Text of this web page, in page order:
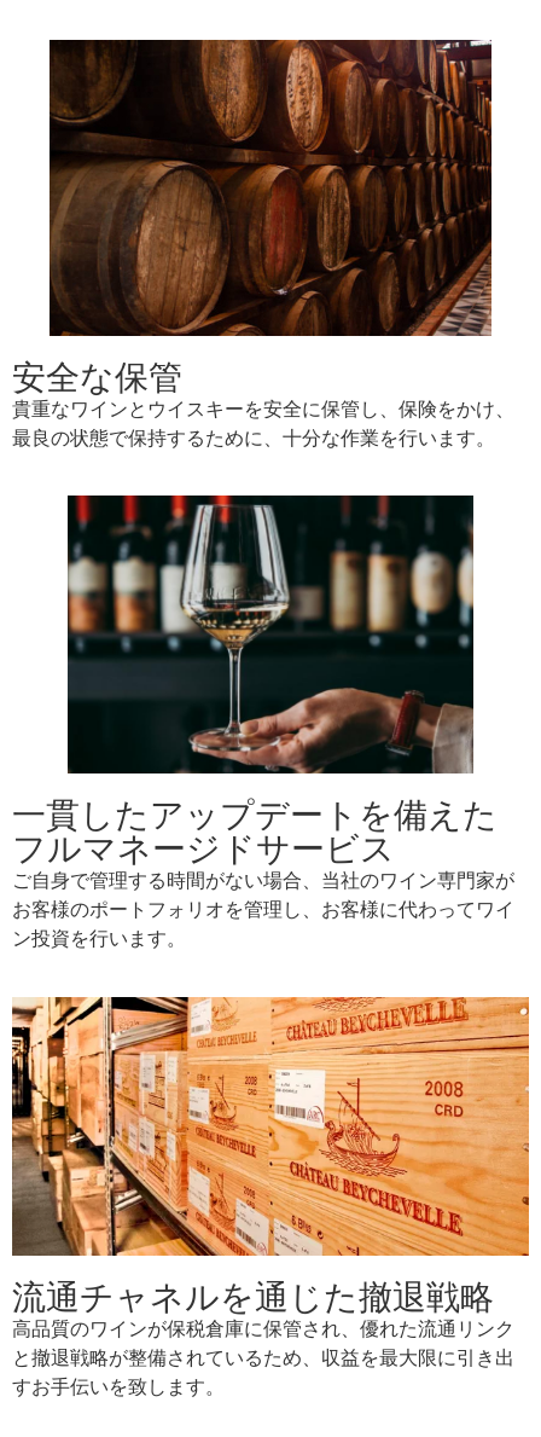
安全な保管
貴重なワインとウイスキーを安全に保管し、保険をかけ、
最良の状態で保持するために、十分な作業を行います。
一貫したアップデートを備えた
フルマネージドサービス
ご自身で管理する時間がない場合、当社のワイン専門家が
お客様のポートフォリオを管理し、お客様に代わってワイ
ン投資を行います。
流通チャネルを通じた撤退戦略
高品質のワインが保税倉庫に保管され、優れた流通リンク
と撤退戦略が整備されているため、収益を最大限に引き出
すお手伝いを致します。